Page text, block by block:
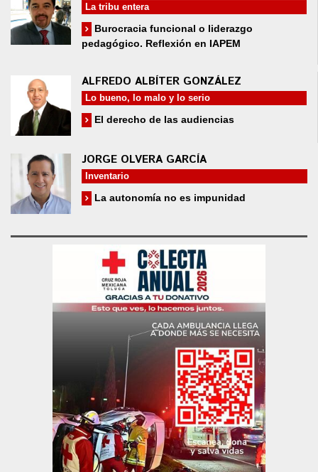
La tribu entera
Burocracia funcional o liderazgo
pedagógico. Reflexión en IAPEM
ALFREDO ALBÍTER GONZÁLEZ
Lo bueno, lo malo y lo serio
El derecho de las audiencias
JORGE OLVERA GARCÍA
Inventario
La autonomía no es impunidad